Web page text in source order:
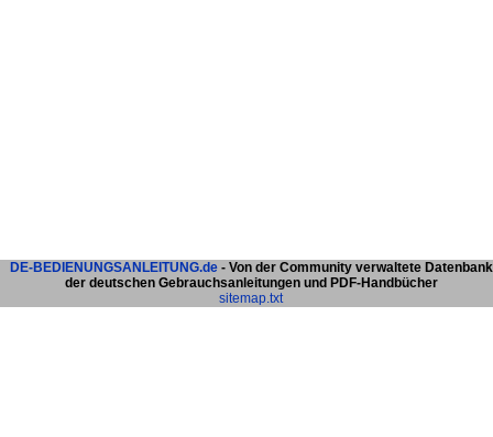
DE-BEDIENUNGSANLEITUNG.de- Von der Community verwaltete Datenbank
der deutschen Gebrauchsanleitungen und PDF-Handbücher
sitemap.txt